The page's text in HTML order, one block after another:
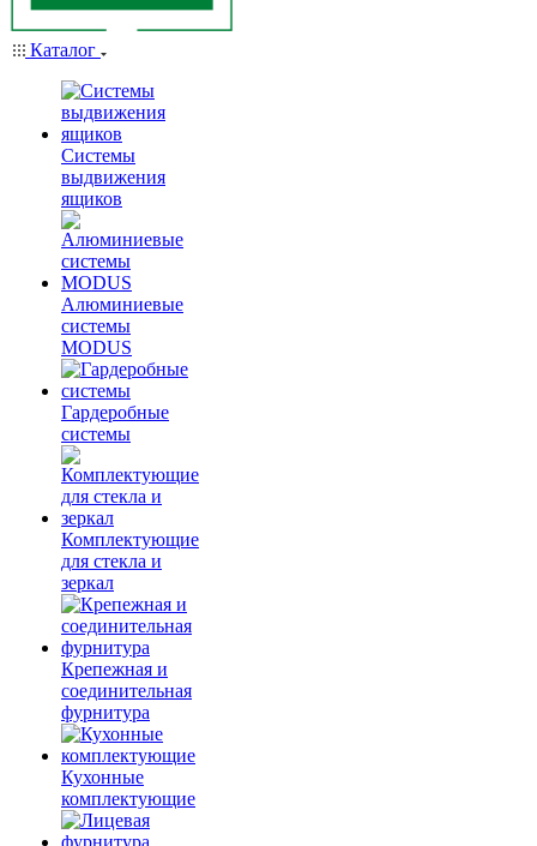
Каталог
Системы
выдвижения
ящиков
Алюминиевые
системы
MODUS
Гардеробные
системы
Комплектующие
для стекла и
зеркал
Крепежная и
соединительная
фурнитура
Кухонные
комплектующие